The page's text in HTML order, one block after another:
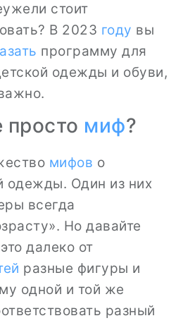
стоит
В 2023 году вы
программу для
одежды и обуви,
просто миф?
мифов о
одежды. Один из них
всегда
Но давайте
далеко от
разные фигуры и
одной и той же
разный